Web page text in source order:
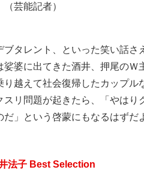
芸能記者）
タレント、といった笑い話さ
娑婆に出てきた酒井、押尾のＷ
り越えて社会復帰したカップル
スリ問題が起きたら、「やはり
」という啓蒙にもなるはずだ
法子 Best Selection